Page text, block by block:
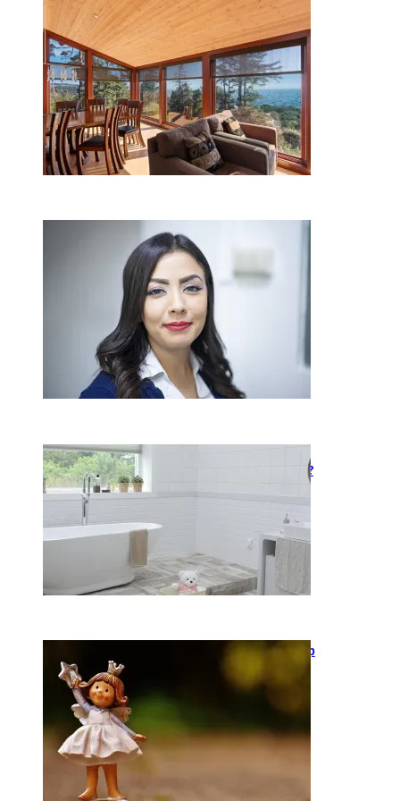
Kur nusipirkti medines
žaliuzes Klaipėdoje?
2026-08-01
Kaip miegamojo atmosfera
veikia odos senėjimą?
2026-06-01
neįgaliojo vežimėliui vonią?
2026-05-12
Keramika kasdienybėje: kaip
požiūrį į namų estetiką